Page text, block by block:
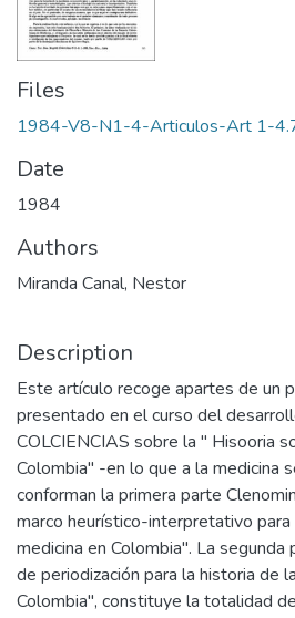
Files
1984-V8-N1-4-Articulos-Art 1-
Date
1984
Authors
Miranda Canal, Nestor
Description
Este artículo recoge apartes de un
presentado en el curso del
COLCIENCIAS sobre la " Hisooria
Colombia" -en lo que a la medicina
conforman la primera parte
marco heurístico-interpretativo
medicina en Colombia''. La
de periodización para la historia de
Colombia'', constituye la totalidad